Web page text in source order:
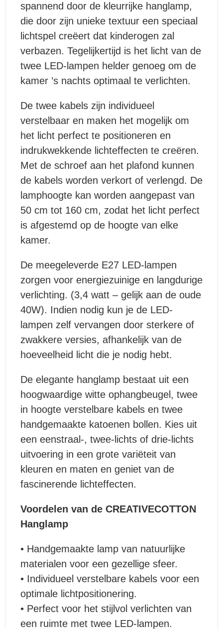
spannend door de kleurrijke hanglamp,
die door zijn unieke textuur een speciaal
lichtspel creëert dat kinderogen zal
verbazen. Tegelijkertijd is het licht van de
twee LED-lampen helder genoeg om de
kamer ’s nachts optimaal te verlichten.
De twee kabels zijn individueel
verstelbaar en maken het mogelijk om
het licht perfect te positioneren en
indrukwekkende lichteffecten te creëren.
Met de schroef aan het plafond kunnen
de kabels worden verkort of verlengd. De
lamphoogte kan worden aangepast van
50 cm tot 160 cm, zodat het licht perfect
is afgestemd op de hoogte van elke
kamer.
De meegeleverde E27 LED-lampen
zorgen voor energiezuinige en langdurige
verlichting. (3,4 watt – gelijk aan de oude
40W). Indien nodig kun je de LED-
lampen zelf vervangen door sterkere of
zwakkere versies, afhankelijk van de
hoeveelheid licht die je nodig hebt.
De elegante hanglamp bestaat uit een
hoogwaardige witte ophangbeugel, twee
in hoogte verstelbare kabels en twee
handgemaakte katoenen bollen. Kies uit
een eenstraal-, twee-lichts of drie-lichts
uitvoering in een grote variëteit van
kleuren en maten en geniet van de
fascinerende lichteffecten.
Voordelen van de CREATIVECOTTON
Hanglamp
• Handgemaakte lamp van natuurlijke
materialen voor een gezellige sfeer.
• Individueel verstelbare kabels voor een
optimale lichtpositionering.
• Perfect voor het stijlvol verlichten van
een ruimte met twee LED-lampen.